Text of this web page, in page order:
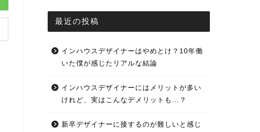
最近の投稿
インハウスデザイナーはやめとけ？10年働
いた僕が感じたリアルな結論
インハウスデザイナーにはメリットが多い
けれど、実はこんなデメリットも…？
新卒デザイナーに接するのが難しいと感じ